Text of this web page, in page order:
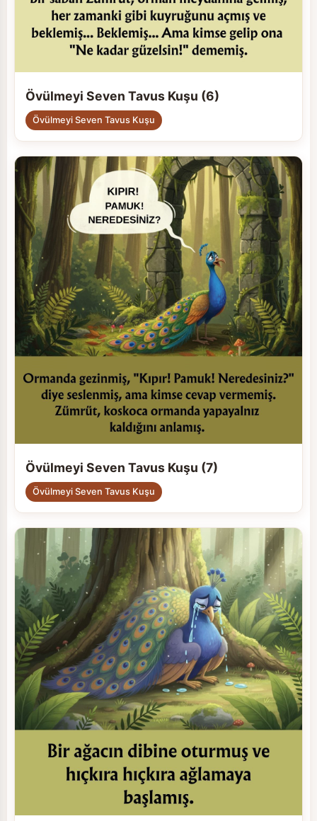
Övülmeyi Seven Tavus Kuşu (6)
Övülmeyi Seven Tavus Kuşu
Övülmeyi Seven Tavus Kuşu (7)
Övülmeyi Seven Tavus Kuşu